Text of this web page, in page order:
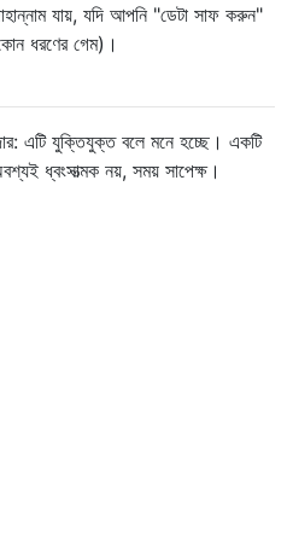
যায়, যদি আপনি "ডেটা সাফ করুন"
ধরণের গেম)।
এটি যুক্তিযুক্ত বলে মনে হচ্ছে। একটি
ধ্বংসাত্মক নয়, সময় সাপেক্ষ।